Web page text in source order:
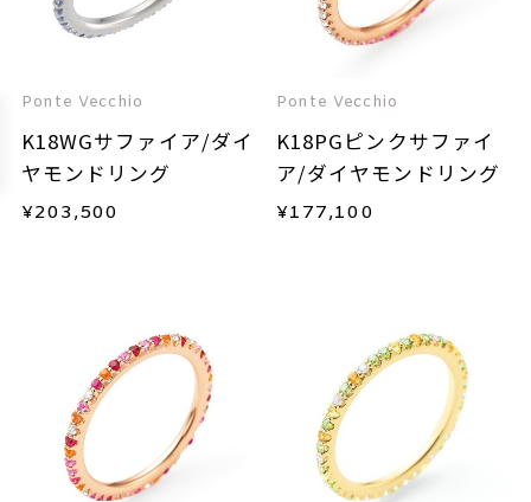
Ponte Vecchio
K18WGサファイア/ダイ
ヤモンドリング
¥203,500
Ponte Vecchio
K18PGピンクサファイ
ア/ダイヤモンドリング
¥177,100